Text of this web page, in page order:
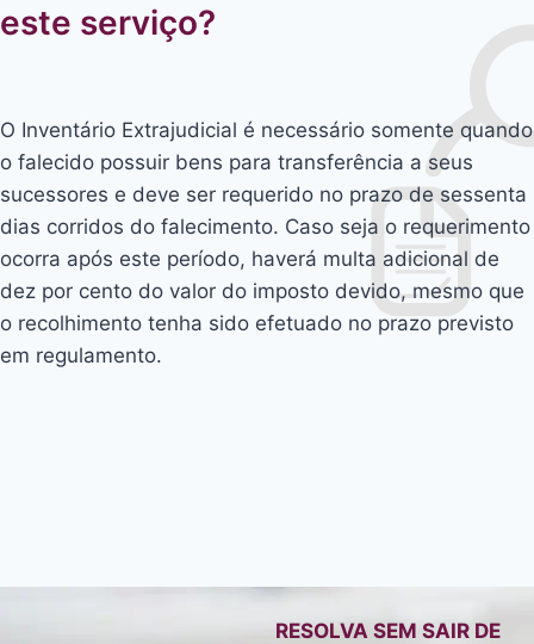
este serviço?
O Inventário Extrajudicial é necessário somente quando
o falecido possuir bens para transferência a seus
sucessores e deve ser requerido no prazo de sessenta
dias corridos do falecimento. Caso seja o requerimento
ocorra após este período, haverá multa adicional de
dez por cento do valor do imposto devido, mesmo que
o recolhimento tenha sido efetuado no prazo previsto
em regulamento.
RESOLVA SEM SAIR DE